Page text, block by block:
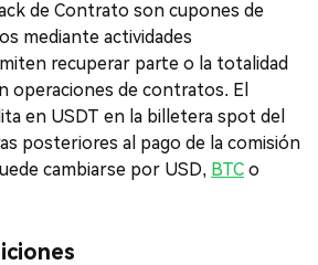
de Contrato son cupones de
mediante actividades
recuperar parte o la totalidad
operaciones de contratos. El
en USDT en la billetera spot del
posteriores al pago de la comisión
cambiarse por USD, BTC o